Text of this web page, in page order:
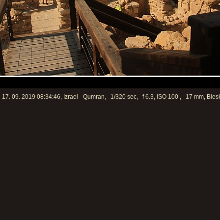
09. 2019 08:34:46, Izrael - Qumran, 1/320 sec, f 6.3, ISO 100 , 17 mm,